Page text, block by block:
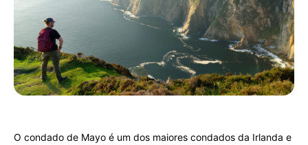
O condado de Mayo é um dos maiores condados da Irlanda e